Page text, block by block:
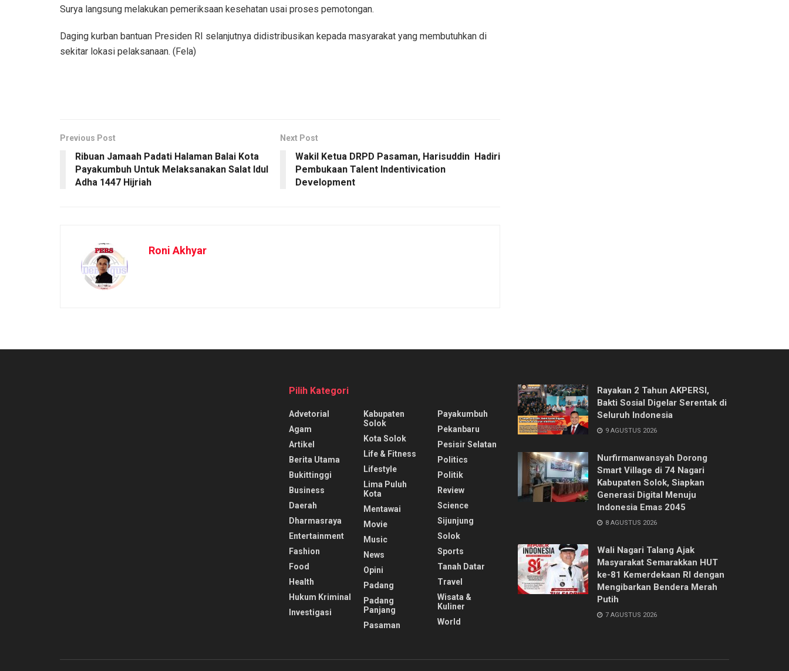
Surya langsung melakukan pemeriksaan kesehatan usai proses pemotongan.
Daging kurban bantuan Presiden RI selanjutnya didistribusikan kepada masyarakat yang membutuhkan di
sekitar lokasi pelaksanaan. (Fela)
Previous Post
Ribuan Jamaah Padati Halaman Balai Kota
Payakumbuh Untuk Melaksanakan Salat Idul
Adha 1447 Hijriah
Next Post
Wakil Ketua DRPD Pasaman, Harisuddin Hadiri
Pembukaan Talent Indentivication
Development
Roni Akhyar
Pilih Kategori
Advetorial
Agam
Artikel
Berita Utama
Bukittinggi
Business
Daerah
Dharmasraya
Entertainment
Fashion
Food
Health
Hukum Kriminal
Investigasi
Kabupaten
Solok
Kota Solok
Life & Fitness
Lifestyle
Lima Puluh
Kota
Mentawai
Movie
Music
News
Opini
Padang
Padang
Panjang
Pasaman
Payakumbuh
Pekanbaru
Pesisir Selatan
Politics
Politik
Review
Science
Sijunjung
Solok
Sports
Tanah Datar
Travel
Wisata &
Kuliner
World
Rayakan 2 Tahun AKPERSI,
Bakti Sosial Digelar Serentak di
Seluruh Indonesia
9 AGUSTUS 2026
Nurfirmanwansyah Dorong
Smart Village di 74 Nagari
Kabupaten Solok, Siapkan
Generasi Digital Menuju
Indonesia Emas 2045
8 AGUSTUS 2026
Wali Nagari Talang Ajak
Masyarakat Semarakkan HUT
ke-81 Kemerdekaan RI dengan
Mengibarkan Bendera Merah
Putih
7 AGUSTUS 2026